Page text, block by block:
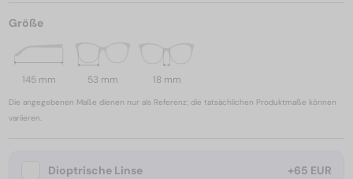
Größe
145 mm 53 mm 18 mm
Die angegebenen Maße dienen nur als Referenz; die tatsächlichen Produktmaße können
variieren.
Dioptrische Linse +65 EUR